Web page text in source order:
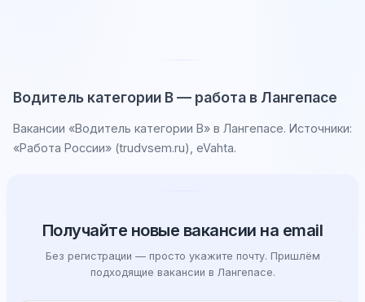
Водитель категории B — работа в Лангепасе
Вакансии «Водитель категории B» в Лангепасе. Источники:
«Работа России» (trudvsem.ru), eVahta.
Получайте новые вакансии на email
Без регистрации — просто укажите почту. Пришлём
подходящие вакансии в Лангепасе.